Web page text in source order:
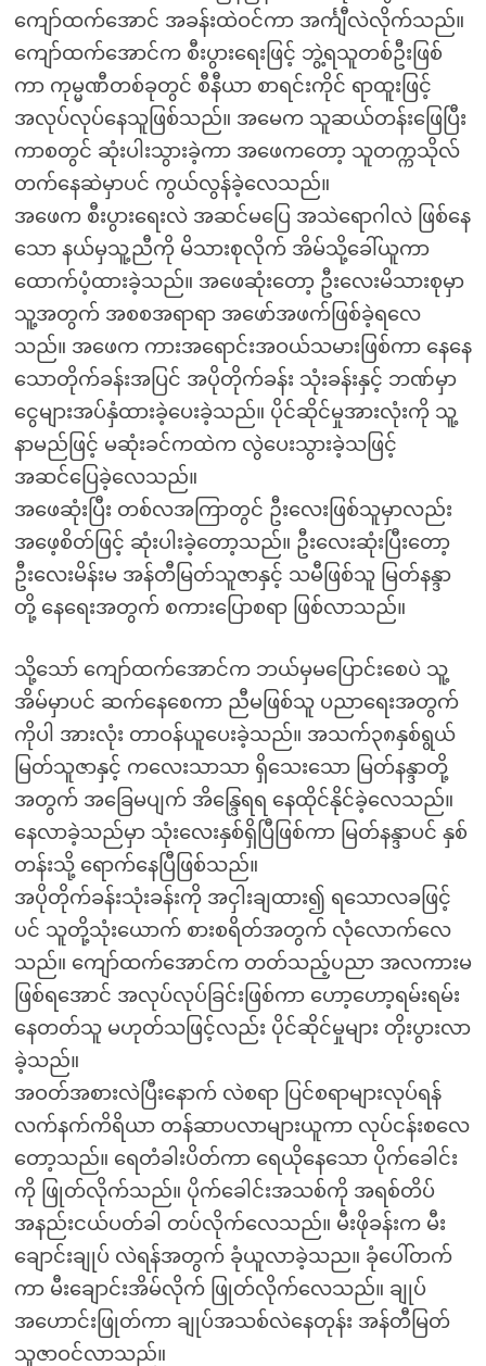
ကျော်ထက်အောင် အခန်းထဲဝင်ကာ အင်္ကျီလဲလိုက်သည်။
ကျော်ထက်အောင်က စီးပွားရေးဖြင့် ဘွဲ့ရသူတစ်ဦးဖြစ်
ကာ ကုမ္မဏီတစ်ခုတွင် စီနီယာ စာရင်းကိုင် ရာထူးဖြင့်
အလုပ်လုပ်နေသူဖြစ်သည်။ အမေက သူဆယ်တန်းဖြေပြီး
ကာစတွင် ဆုံးပါးသွားခဲ့ကာ အဖေကတော့ သူတက္ကသိုလ်
တက်နေဆဲမှာပင် ကွယ်လွန်ခဲ့လေသည်။
အဖေက စီးပွားရေးလဲ အဆင်မပြေ အသဲရောဂါလဲ ဖြစ်နေ
သော နယ်မှသူ့ညီကို မိသားစုလိုက် အိမ်သို့ခေါ်ယူကာ
ထောက်ပံ့ထားခဲ့သည်။ အဖေဆုံးတော့ ဦးလေးမိသားစုမှာ
သူ့အတွက် အစစအရာရာ အဖော်အဖက်ဖြစ်ခဲ့ရလေ
သည်။ အဖေက ကားအရောင်းအဝယ်သမားဖြစ်ကာ နေနေ
သောတိုက်ခန်းအပြင် အပိုတိုက်ခန်း သုံးခန်းနှင့် ဘဏ်မှာ
ငွေများအပ်နှံထားခဲ့ပေးခဲ့သည်။ ပိုင်ဆိုင်မှုအားလုံးကို သူ့
နာမည်ဖြင့် မဆုံးခင်ကထဲက လွဲပေးသွားခဲ့သဖြင့်
အဆင်ပြေခဲ့လေသည်။
အဖေဆုံးပြီး တစ်လအကြာတွင် ဦးလေးဖြစ်သူမှာလည်း
အဖေ့စိတ်ဖြင့် ဆုံးပါးခဲ့တော့သည်။ ဦးလေးဆုံးပြီးတော့
ဦးလေးမိန်းမ အန်တီမြတ်သူဇာနှင့် သမီဖြစ်သူ မြတ်နန္ဒာ
တို့ နေရေးအတွက် စကားပြောစရာ ဖြစ်လာသည်။
သို့သော် ကျော်ထက်အောင်က ဘယ်မှမပြောင်းစေပဲ သူ့
အိမ်မှာပင် ဆက်နေစေကာ ညီမဖြစ်သူ ပညာရေးအတွက်
ကိုပါ အားလုံး တာဝန်ယူပေးခဲ့သည်။ အသက်၃၈နှစ်ရွယ်
မြတ်သူဇာနှင့် ကလေးသာသာ ရှိသေးသော မြတ်နန္ဒာတို့
အတွက် အခြေမပျက် အိန္ဒြေရရ နေထိုင်နိုင်ခဲ့လေသည်။
နေလာခဲ့သည်မှာ သုံးလေးနှစ်ရှိပြီဖြစ်ကာ မြတ်နန္ဒာပင် နှစ်
တန်းသို့ ရောက်နေပြီဖြစ်သည်။
အပိုတိုက်ခန်းသုံးခန်းကို အငှါးချထား၍ ရသောလခဖြင့်
ပင် သူတို့သုံးယောက် စားစရိတ်အတွက် လုံလောက်လေ
သည်။ ကျော်ထက်အောင်က တတ်သည့်ပညာ အလကားမ
ဖြစ်ရအောင် အလုပ်လုပ်ခြင်းဖြစ်ကာ ဟော့ဟော့ရမ်းရမ်း
နေတတ်သူ မဟုတ်သဖြင့်လည်း ပိုင်ဆိုင်မှုများ တိုးပွားလာ
ခဲ့သည်။
အဝတ်အစားလဲပြီးနောက် လဲစရာ ပြင်စရာများလုပ်ရန်
လက်နက်ကိရိယာ တန်ဆာပလာများယူကာ လုပ်ငန်းစလေ
တော့သည်။ ရေတံခါးပိတ်ကာ ရေယိုနေသော ပိုက်ခေါင်း
ကို ဖြုတ်လိုက်သည်။ ပိုက်ခေါင်းအသစ်ကို အရစ်တိပ်
အနည်းငယ်ပတ်ခါ တပ်လိုက်လေသည်။ မီးဖိုခန်းက မီး
ချောင်းချုပ် လဲရန်အတွက် ခုံယူလာခဲ့သည။ ခုံပေါ်တက်
ကာ မီးချောင်းအိမ်လိုက် ဖြုတ်လိုက်လေသည်။ ချုပ်
အဟောင်းဖြုတ်ကာ ချုပ်အသစ်လဲနေတုန်း အန်တီမြတ်
သူဇာဝင်လာသည်။